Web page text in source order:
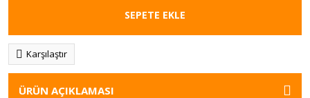
SEPETE EKLE
Karşılaştır
ÜRÜN AÇIKLAMASI